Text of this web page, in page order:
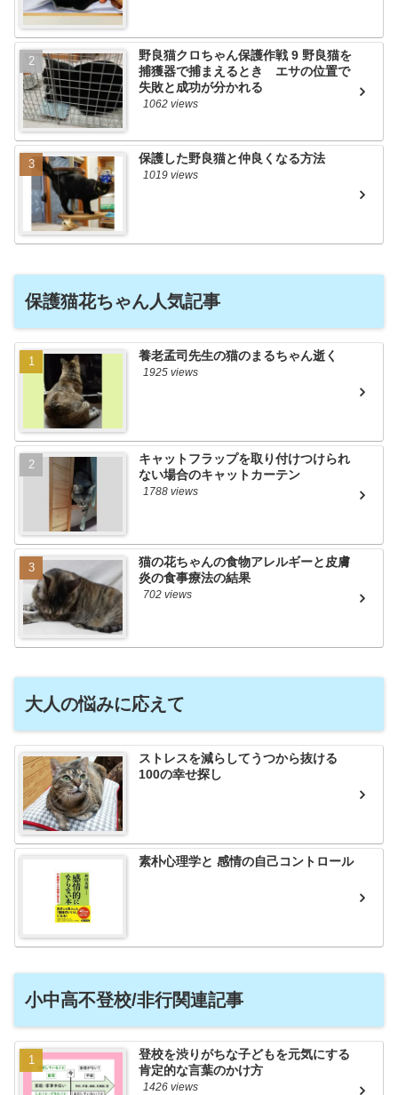
野良猫クロちゃん保護作戦 9 野良猫を
捕獲器で捕まえるとき エサの位置で
失敗と成功が分かれる
1062 views
保護した野良猫と仲良くなる方法
1019 views
保護猫花ちゃん人気記事
養老孟司先生の猫のまるちゃん逝く
1925 views
キャットフラップを取り付けつけられ
ない場合のキャットカーテン
1788 views
猫の花ちゃんの食物アレルギーと皮膚
炎の食事療法の結果
702 views
大人の悩みに応えて
ストレスを減らしてうつから抜ける
100の幸せ探し
素朴心理学と 感情の自己コントロール
小中高不登校/非行関連記事
登校を渋りがちな子どもを元気にする
肯定的な言葉のかけ方
1426 views